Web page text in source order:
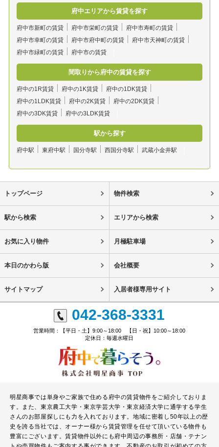
府中エリアから賃貸を探す
府中市新町の賃貸 府中市栄町の賃貸
府中市寿町の賃貸
府中市幸町の賃貸
府中市府中町の賃貸
府中市天神町の賃貸
府中市緑町の賃貸
府中市の賃貸
間取りから府中の賃貸を探す
府中の1R賃貸 府中の1K賃貸
府中の1DK賃貸
府中の1LDK賃貸
府中の2K賃貸
府中の2DK賃貸
府中の3DK賃貸
府中の3LDK賃貸
駅から探す
府中駅 東府中駅 国分寺駅 西国分寺駅 武蔵小金井駅
トップページ 物件検索
駅から検索 エリアから検索
お気に入り物件 月極駐車場
本日のかわら版 会社概要
サイトマップ 入居者様専用サイト
042-368-3331
営業時間：【平日・土】9:00～18:00 【日・祝】10:00～18:00
定休日：毎週水曜日
明星商事では単身やご家族で住める府中の賃貸物件をご紹介しておりま
す。また、東京農工大学・東京学芸大学・東京経済大学に通学する学生
さんのお部屋探しにも力を入れております。地域に密着し50年以上の歴
史を誇る当社では、オーナー様から賃貸管理を任せて頂いている物件も
豊富にございます。賃貸物件以外にも府中周辺の事務所・店舗・テナン